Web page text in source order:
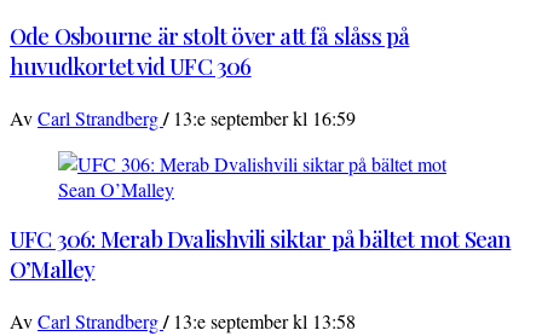
Ode Osbourne är stolt över att få slåss på
huvudkortet vid UFC 306
AvCarl Strandberg/ 13:e september kl 16:59
UFC 306: Merab Dvalishvili siktar på bältet mot Sean
O’Malley
AvCarl Strandberg/ 13:e september kl 13:58